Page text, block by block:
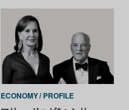
ECONOMY PROFILE